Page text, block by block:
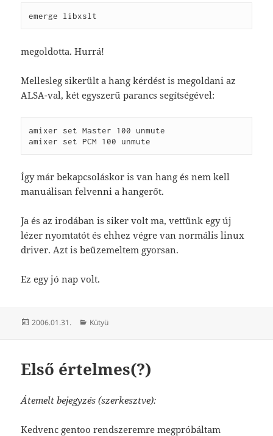
emerge libxslt
megoldotta. Hurrá!
Mellesleg sikerült a hang kérdést is megoldani az
ALSA-val, két egyszerű parancs segí­tségével:
amixer set Master 100 unmute
amixer set PCM 100 unmute
Így már bekapcsoláskor is van hang és nem kell
manuálisan felvenni a hangerőt.
Ja és az irodában is siker volt ma, vettünk egy új
lézer nyomtatót és ehhez végre van normális linux
driver. Azt is beüzemeltem gyorsan.
Ez egy jó nap volt.
Közzétéve
2006.01.31. Kategória
Kütyü
Első értelmes(?)
Átemelt bejegyzés (szerkesztve):
Kedvenc gentoo rendszeremre megpróbáltam